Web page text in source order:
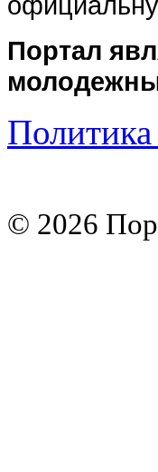
Портал
© 2026